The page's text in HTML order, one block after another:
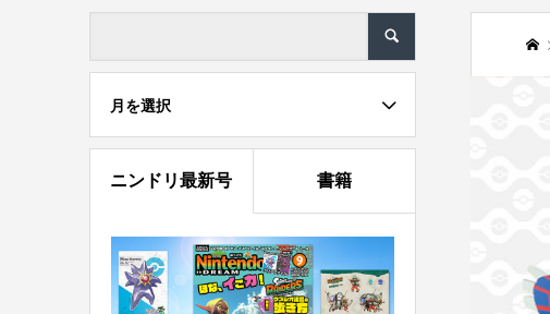
月を選択
ニンドリ最新号 書籍